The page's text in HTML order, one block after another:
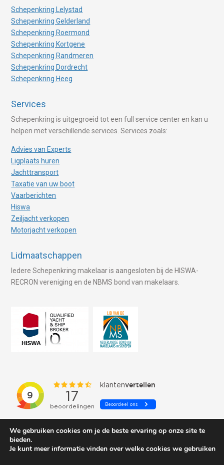
Schepenkring Lelystad
Schepenkring Gelderland
Schepenkring Roermond
Schepenkring Kortgene
Schepenkring Randmeren
Schepenkring Dordrecht
Schepenkring Heeg
Services
Schepenkring is uitgegroeid tot een full service center en kan u
helpen met verschillende services. Services zoals:
Advies van Experts
Ligplaats huren
Jachttransport
Taxatie van uw boot
Vaarberichten
Hiswa
Zeiljacht verkopen
Motorjacht verkopen
Lidmaatschappen
Iedere Schepenkring makelaar is aangesloten bij de HISWA-
RECRON vereniging en de NBMS bond van makelaars.
We gebruiken cookies om je de beste ervaring op onze site te
bieden.
Je kunt meer informatie vinden over welke cookies we gebruiken